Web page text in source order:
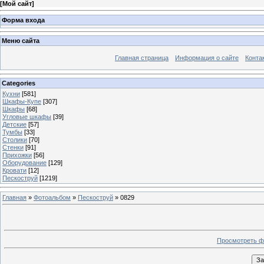
[Мой сайт]
Форма входа
Меню сайта
Главная страница Информация о сайте
Categories
Кухни [581]
Шкафы-Купе [307]
Шкафы [68]
Угловые шкафы [39]
Детские [57]
Тумбы [33]
Столики [70]
Стенки [91]
Прихожки [56]
Оборудование [129]
Кровати [12]
Пескоструй [1219]
Главная » Фотоальбом » Пескоструй » 0829
Просмотреть